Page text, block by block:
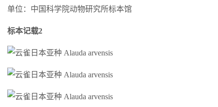
单位：中国科学院动物研究所标本馆
标本记载2